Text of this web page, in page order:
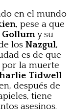
en el mundo
, pese a que
Gollumy su
los Nazgul,
es de que
por la muerte
Tidwell
después de
tiene
asesinos.